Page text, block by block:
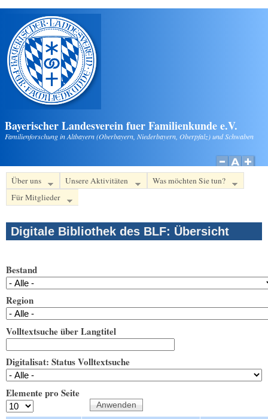
Direkt zum Inhalt
Bayerischer Landesverein fuer Familienkunde e.V.
Familienforschung in Altbayern (Oberbayern, Niederbayern, Oberpfalz) und Schwaben
Über uns Unsere Aktivitäten
Was möchten Sie tun?
Für Mitglieder
Digitale Bibliothek des BLF: Übersicht
Bestand
Region
Volltextsuche über Langtitel
Digitalisat: Status Volltextsuche
Elemente pro Seite